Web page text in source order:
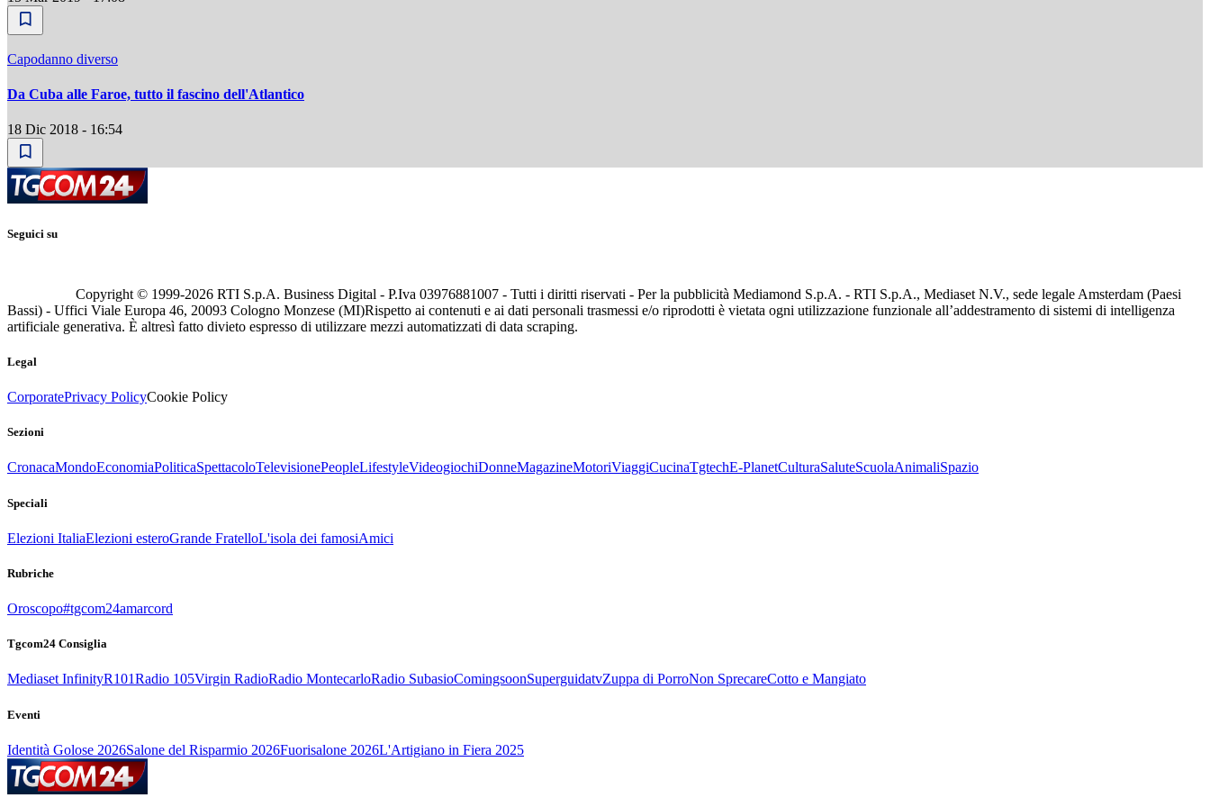
Capodanno diverso
Da Cuba alle Faroe, tutto il fascino dell'Atlantico
18 Dic 2018 - 16:54
Seguici su
Copyright © 1999-2026 RTI S.p.A. Business Digital - P.Iva 03976881007 - Tutti i diritti riservati - Per la pubblicità Mediamond S.p.A. - RTI S.p.A., Mediaset N.V., sede legale Amsterdam (Paesi
Bassi) - Uffici Viale Europa 46, 20093 Cologno Monzese (MI)Rispetto ai contenuti e ai dati personali trasmessi e/o riprodotti è vietata ogni utilizzazione funzionale all’addestramento di sistemi di intelligenza
artificiale generativa. È altresì fatto divieto espresso di utilizzare mezzi automatizzati di data scraping.
Legal
CorporatePrivacy PolicyCookie Policy
Sezioni
CronacaMondoEconomiaPoliticaSpettacoloTelevisionePeopleLifestyleVideogiochiDonneMagazineMotoriViaggiCucinaTgtechE-PlanetCulturaSaluteScuolaAnimaliSpazio
Speciali
Elezioni ItaliaElezioni esteroGrande FratelloL'isola dei famosiAmici
Rubriche
Oroscopo#tgcom24amarcord
Tgcom24 Consiglia
Mediaset InfinityR101Radio 105Virgin RadioRadio MontecarloRadio SubasioComingsoonSuperguidatvZuppa di PorroNon SprecareCotto e Mangiato
Eventi
Identità Golose 2026Salone del Risparmio 2026Fuorisalone 2026L'Artigiano in Fiera 2025